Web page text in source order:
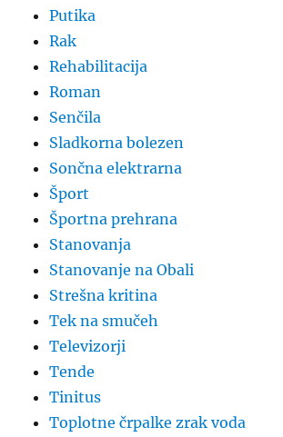
Putika
Rak
Rehabilitacija
Roman
Senčila
Sladkorna bolezen
Sončna elektrarna
Šport
Športna prehrana
Stanovanja
Stanovanje na Obali
Strešna kritina
Tek na smučeh
Televizorji
Tende
Tinitus
Toplotne črpalke zrak voda